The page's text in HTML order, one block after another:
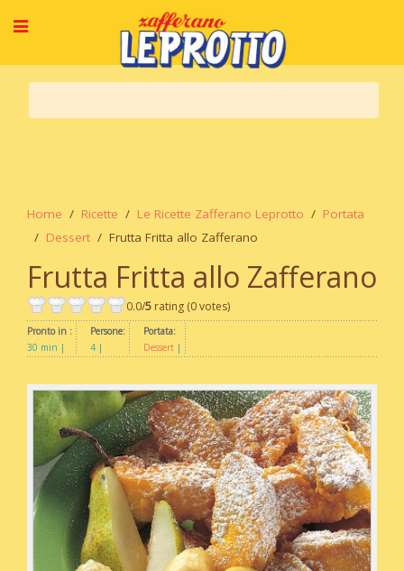
Home Ricette Le Ricette Zafferano Leprotto
Portata
Dessert
Frutta Fritta allo Zafferano
Frutta Fritta allo Zafferano
0.0/5 rating (0 votes)
Pronto in :
30 min
Persone:
4
Portata:
Dessert